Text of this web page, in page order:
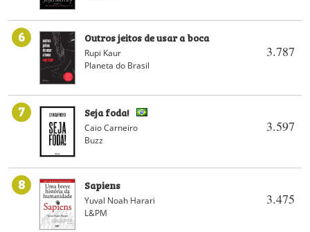
6
3.787
Outros jeitos de usar a boca
Rupi Kaur
Planeta do Brasil
7
3.597
Seja foda!
Caio Carneiro
Buzz
8
3.475
Sapiens
Yuval Noah Harari
L&PM